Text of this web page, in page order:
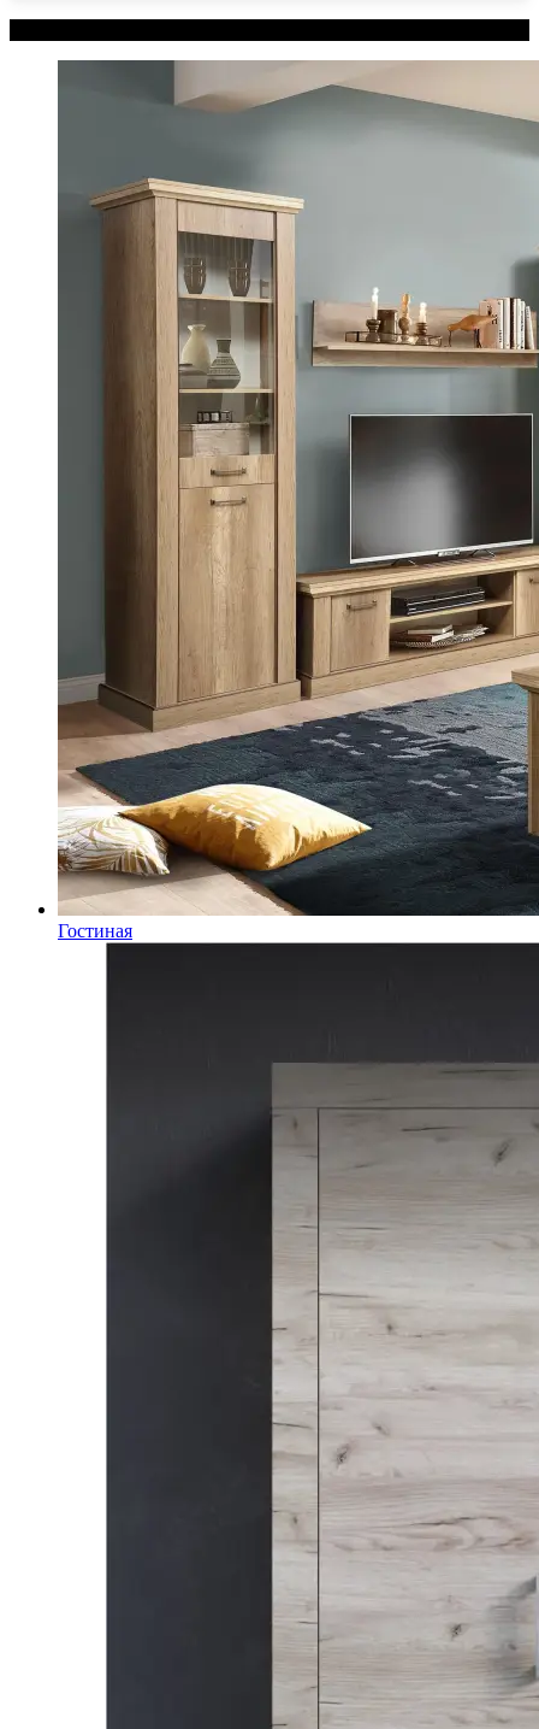
Гостиная